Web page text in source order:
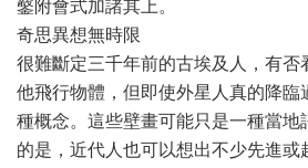
鑿附會式加諸其上。
奇思異想無時限
很難斷定三千年前的古埃及人，有否
他飛行物體，但即使外星人真的降臨
種概念。這些壁畫可能只是一種當地
的是，近代人也可以想出不少先進或